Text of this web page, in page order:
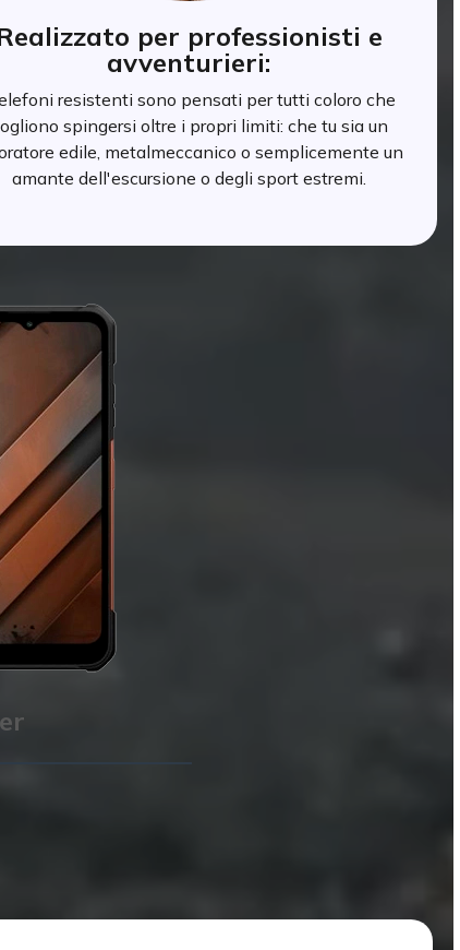
per professionisti e
avventurieri:
resistenti sono pensati per tutti coloro che
spingersi oltre i propri limiti: che tu sia un
edile, metalmeccanico o semplicemente un
amante dell'escursione o degli sport estremi.